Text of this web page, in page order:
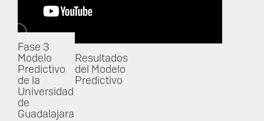
Fase 3
Modelo
Predictivo
de la
Universidad
de
Guadalajara
Resultados
del Modelo
Predictivo